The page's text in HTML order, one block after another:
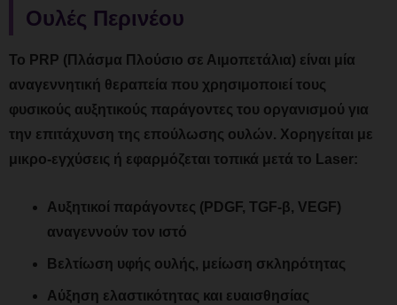
Ουλές Περινέου
Το PRP (Πλάσμα Πλούσιο σε Αιμοπετάλια) είναι μία
αναγεννητική θεραπεία που χρησιμοποιεί τους
φυσικούς αυξητικούς παράγοντες του οργανισμού για
την επιτάχυνση της επούλωσης ουλών. Χορηγείται με
μικρο-εγχύσεις ή εφαρμόζεται τοπικά μετά το Laser:
Αυξητικοί παράγοντες (PDGF, TGF-β, VEGF)
αναγεννούν τον ιστό
Βελτίωση υφής ουλής, μείωση σκληρότητας
Αύξηση ελαστικότητας και ευαισθησίας